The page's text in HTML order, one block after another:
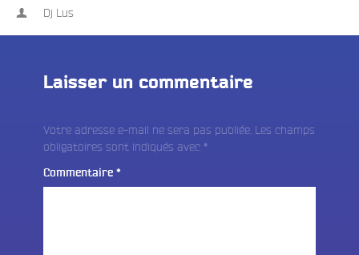
Dj Lus
Laisser un commentaire
Votre adresse e-mail ne sera pas publiée. Les champs
obligatoires sont indiqués avec *
Commentaire *